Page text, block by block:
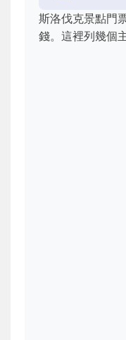
斯洛伐克景點門
錢。這裡列幾個